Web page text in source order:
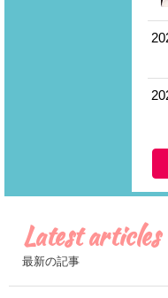
Latest articles
最新の記事